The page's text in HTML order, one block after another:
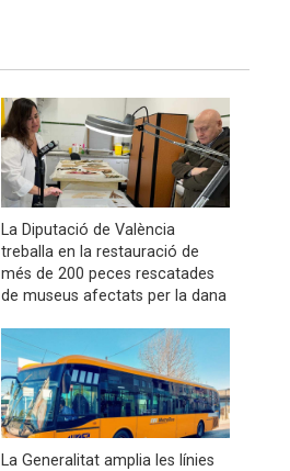
La Diputació de València
treballa en la restauració de
més de 200 peces rescatades
de museus afectats per la dana
La Generalitat amplia les línies